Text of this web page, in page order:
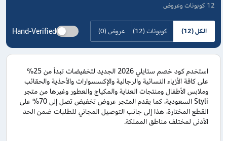
12 كوبونات وعروض
الكل (12) كوبونات (12) عروض (0) Hand-Verified
استخدم كود خصم ستايلي 2026 الجديد لتخفيضات تبدأ من 25%
على كافة الأزياء النسائية والرجالية والإكسسوارات والأحذية والحقائب
وملابس الأطفال ومنتجات العناية والمكياج والعطور وغيرها من متجر
Styli السعودية، كما يقدم المتجر عروض تخفيض تصل إلى 70% على
القطع المختارة، هذا إلى جانب التوصيل المجاني للطلبات ضمن الحد
الأدنى لمختلف مناطق المملكة.